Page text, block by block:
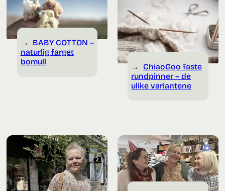
BABY COTTON –
naturlig farget
bomull
ChiaoGoo faste
rundpinner – de
ulike variantene